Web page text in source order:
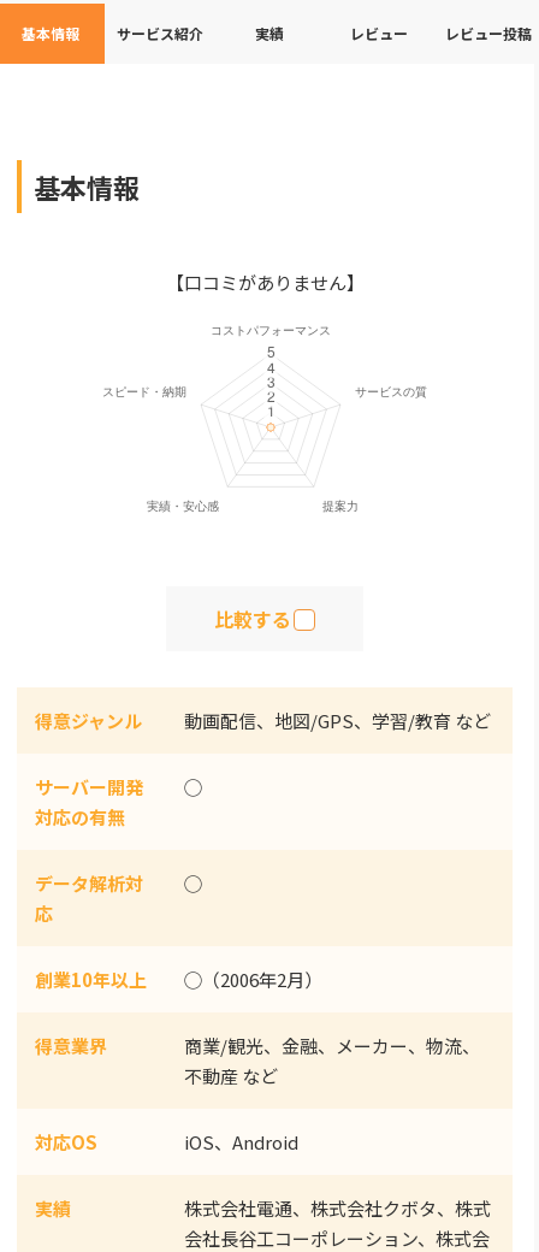
基本情報 サービス紹介 実績 レビュー レビュー投稿
基本情報
【口コミがありません】
比較する
得意ジャンル 動画配信、地図/GPS、学習/教育 など
サーバー開発
対応の有無
◯
データ解析対
応
◯
創業10年以上 ◯（2006年2月）
得意業界
商業/観光、金融、メーカー、物流、
不動産 など
対応OS iOS、Android
実績
株式会社電通、株式会社クボタ、株式
会社長谷工コーポレーション、株式会